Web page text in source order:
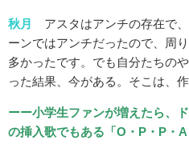
秋月
アスタはアンチの存在で
ーンではアンチだったので、周
多かったです。でも自分たちの
った結果、今がある。そこは、
ーー小学生ファンが増えたら、
の挿入歌でもある「O・P・P・